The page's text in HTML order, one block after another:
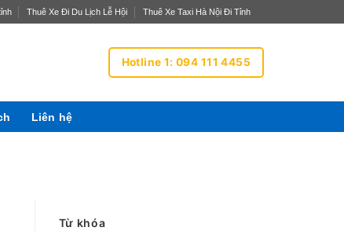
Thuê Xe Đi Du Lịch Lễ Hội Thuê Xe Taxi Hà Nội Đi Tỉnh
Hotline 1: 094 111 4455
Liên hệ
Từ khóa